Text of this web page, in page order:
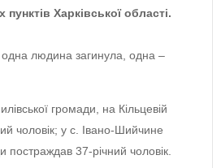
пунктів Харківської області.
одна людина загинула, одна –
громади, на Кільцевій
чоловік; у с. Івано-Шийчине
постраждав 37-річний чоловік.